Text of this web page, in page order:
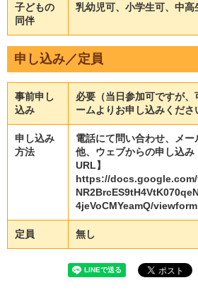
子どもの
同伴
乳幼児可、小学生可、中高
申し込み／定員
事前申し
込み
必要（当日参加可ですが
ームよりお申し込みくださ
申し込み
方法
電話にて問い合わせ、メ
他、ウェブからの申し込
URL】
https://
4jeVoCMYeamQ/viewform
定員 無し